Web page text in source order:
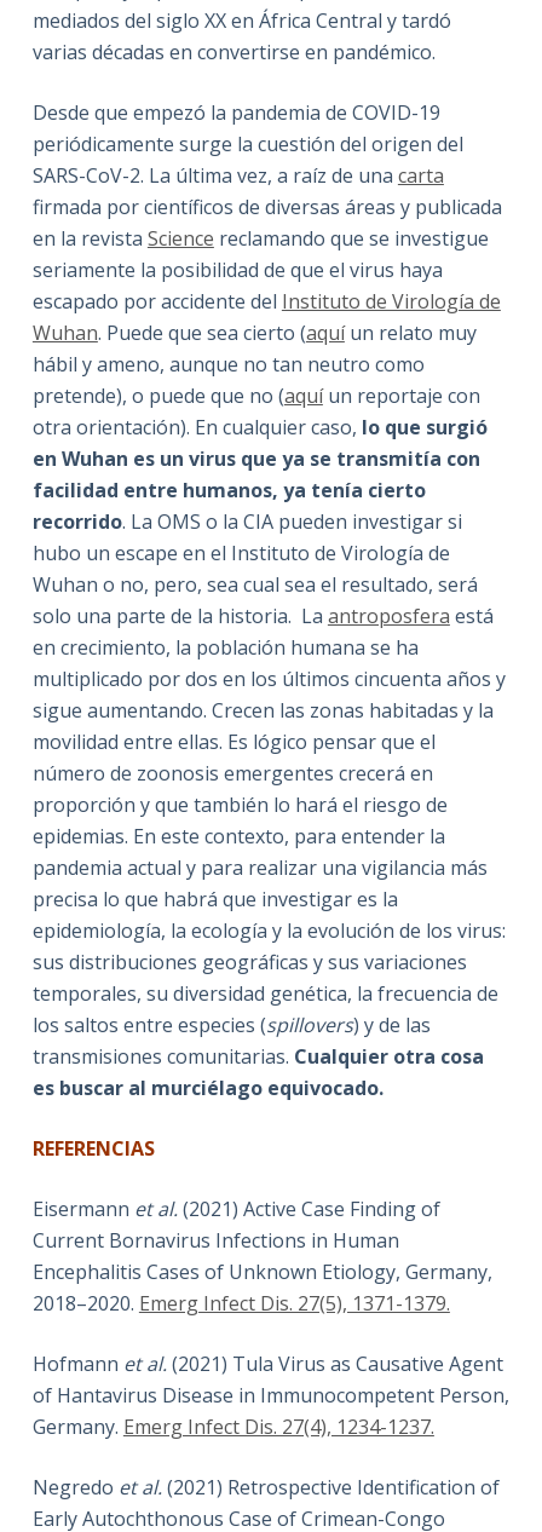
mediados del siglo XX en África Central y tardó
varias décadas en convertirse en pandémico.
Desde que empezó la pandemia de COVID-19
periódicamente surge la cuestión del origen del
SARS-CoV-2. La última vez, a raíz de una carta
firmada por científicos de diversas áreas y publicada
en la revista Science reclamando que se investigue
seriamente la posibilidad de que el virus haya
escapado por accidente del Instituto de Virología de
Wuhan. Puede que sea cierto (aquíun relato muy
hábil y ameno, aunque no tan neutro como
pretende), o puede que no (aquíun reportaje con
otra orientación). En cualquier caso, lo que surgió
en Wuhan es un virus que ya se transmitía con
facilidad entre humanos, ya tenía cierto
recorrido. La OMS o la CIA pueden investigar si
hubo un escape en el Instituto de Virología de
Wuhan o no, pero, sea cual sea el resultado, será
solo una parte de la historia. La antroposfera está
en crecimiento, la población humana se ha
multiplicado por dos en los últimos cincuenta años y
sigue aumentando. Crecen las zonas habitadas y la
movilidad entre ellas. Es lógico pensar que el
número de zoonosis emergentes crecerá en
proporción y que también lo hará el riesgo de
epidemias. En este contexto, para entender la
pandemia actual y para realizar una vigilancia más
precisa lo que habrá que investigar es la
epidemiología, la ecología y la evolución de los virus:
sus distribuciones geográficas y sus variaciones
temporales, su diversidad genética, la frecuencia de
los saltos entre especies (spillovers) y de las
transmisiones comunitarias. Cualquier otra cosa
es buscar al murciélago equivocado.
REFERENCIAS
Eisermann et al.(2021) Active Case Finding of
Current Bornavirus Infections in Human
Encephalitis Cases of Unknown Etiology, Germany,
2018–2020. Emerg Infect Dis. 27(5), 1371-1379.
Hofmann et al.(2021) Tula Virus as Causative Agent
of Hantavirus Disease in Immunocompetent Person,
Germany. Emerg Infect Dis. 27(4), 1234-1237.
Negredo et al.(2021) Retrospective Identification of
Early Autochthonous Case of Crimean-Congo